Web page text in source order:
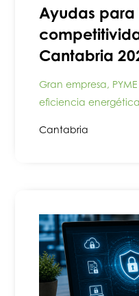
Ayudas
Cantabria
Gran empresa, PYME
eficiencia energética
Cantabria